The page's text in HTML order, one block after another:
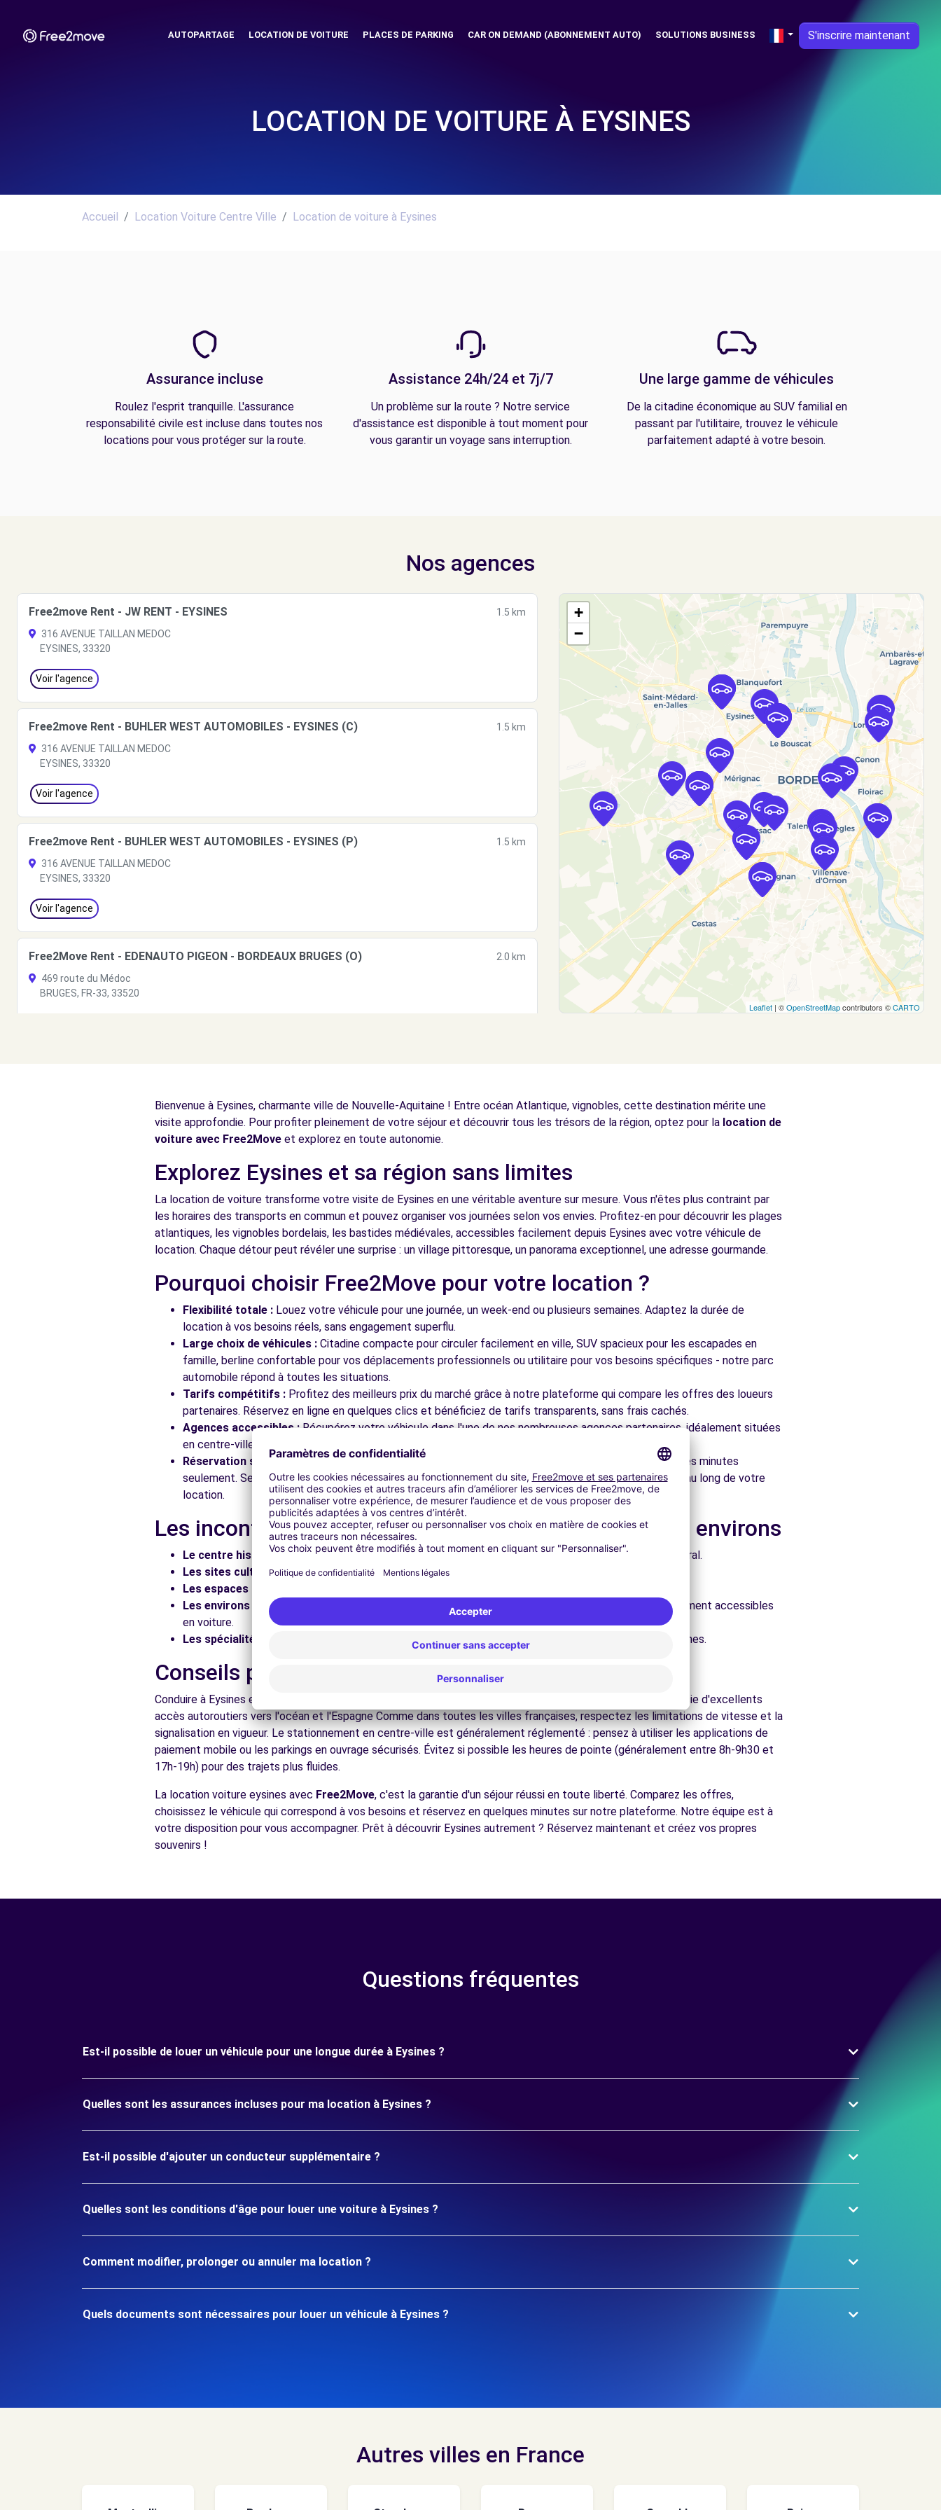
AUTOPARTAGE LOCATION DE VOITURE PLACES DE PARKING CAR ON DEMAND (ABONNEMENT AUTO) SOLUTIONS BUSINESS S'inscrire maintenant
LOCATION DE VOITURE À EYSINES
Accueil Location Voiture Centre Ville Location de voiture à Eysines
Assurance incluse
Roulez l'esprit tranquille. L'assurance
responsabilité civile est incluse dans toutes nos
locations pour vous protéger sur la route.
Assistance 24h/24 et 7j/7
Un problème sur la route ? Notre service
d'assistance est disponible à tout moment pour
vous garantir un voyage sans interruption.
Une large gamme de véhicules
De la citadine économique au SUV familial en
passant par l'utilitaire, trouvez le véhicule
parfaitement adapté à votre besoin.
Nos agences
Free2move Rent - JW RENT - EYSINES
1.5 km
316 AVENUE TAILLAN MEDOC
EYSINES, 33320
Voir l'agence
Free2move Rent - BUHLER WEST AUTOMOBILES - EYSINES (C)
1.5 km
316 AVENUE TAILLAN MEDOC
EYSINES, 33320
Voir l'agence
Free2move Rent - BUHLER WEST AUTOMOBILES - EYSINES (P)
1.5 km
316 AVENUE TAILLAN MEDOC
EYSINES, 33320
Voir l'agence
Free2Move Rent - EDENAUTO PIGEON - BORDEAUX BRUGES (O)
2.0 km
469 route du Médoc
BRUGES, FR-33, 33520
LE BOUSCAT, FR-33, 33110
Free2move Rent - S&You - LE BOUSCAT (P)
LE BOUSCAT, FR-33, 33110
AVENUE DE LA LIBERATION CHARLES DE GAULLE
Free2move Rent - MECA MALIN - MERIGNAC
4.8 km
Free2move Rent - S&You - MERIGNAC (P)
7.7 km
Free2move Rent - S&You - MERIGNAC (C)
7.7 km
Voir toutes les agences
+
−
Leaflet | ©OpenStreetMapcontributors ©CARTO
Bienvenue à Eysines, charmante ville de Nouvelle-Aquitaine ! Entre océan Atlantique, vignobles, cette destination mérite une
visite approfondie. Pour profiter pleinement de votre séjour et découvrir tous les trésors de la région, optez pour la location de
voiture avec Free2Move et explorez en toute autonomie.
Explorez Eysines et sa région sans limites
La location de voiture transforme votre visite de Eysines en une véritable aventure sur mesure. Vous n'êtes plus contraint par
les horaires des transports en commun et pouvez organiser vos journées selon vos envies. Profitez-en pour découvrir les plages
atlantiques, les vignobles bordelais, les bastides médiévales, accessibles facilement depuis Eysines avec votre véhicule de
location. Chaque détour peut révéler une surprise : un village pittoresque, un panorama exceptionnel, une adresse gourmande.
Pourquoi choisir Free2Move pour votre location ?
Flexibilité totale : Louez votre véhicule pour une journée, un week-end ou plusieurs semaines. Adaptez la durée de
location à vos besoins réels, sans engagement superflu.
Large choix de véhicules : Citadine compacte pour circuler facilement en ville, SUV spacieux pour les escapades en
famille, berline confortable pour vos déplacements professionnels ou utilitaire pour vos besoins spécifiques - notre parc
automobile répond à toutes les situations.
Tarifs compétitifs : Profitez des meilleurs prix du marché grâce à notre plateforme qui compare les offres des loueurs
partenaires. Réservez en ligne en quelques clics et bénéficiez de tarifs transparents, sans frais cachés.
Agences accessibles : Récupérez votre véhicule dans l'une de nos nombreuses agences partenaires, idéalement situées
en centre-ville, en gare ou près des aéroports pour faciliter le démarrage de votre séjour.
Réservation simplifiée :Notre plateforme intuitive vous permet de réserver votre véhicule en quelques minutes
seulement. Service client disponible pour répondre à toutes vos questions et vous accompagner tout au long de votre
location.
Les incontournables à découvrir à Eysines et dans les environs
Le centre historique :Flânez dans les ruelles du cœur de ville et découvrez son patrimoine architectural.
Les sites culturels :Visitez les musées et monuments qui font la richesse de Eysines.
Les espaces naturels :
Les environs :
Explorez les plages atlantiques, les vignobles bordelais, les bastides médiévales, facilement accessibles
en voiture.
Les spécialités locales :
Découvrez la gastronomie régionale dans les restaurants et marchés de Eysines.
Conseils pratiques pour conduire à Eysines
Conduire à Eysines est accessible à tous les conducteurs avec quelques conseils pratiques. la région bénéficie d'excellents
accès autoroutiers vers l'océan et l'Espagne Comme dans toutes les villes françaises, respectez les limitations de vitesse et la
signalisation en vigueur. Le stationnement en centre-ville est généralement réglementé : pensez à utiliser les applications de
paiement mobile ou les parkings en ouvrage sécurisés. Évitez si possible les heures de pointe (généralement entre 8h-9h30 et
17h-19h) pour des trajets plus fluides.
La location voiture eysines avec Free2Move, c'est la garantie d'un séjour réussi en toute liberté. Comparez les offres,
choisissez le véhicule qui correspond à vos besoins et réservez en quelques minutes sur notre plateforme. Notre équipe est à
votre disposition pour vous accompagner. Prêt à découvrir Eysines autrement ? Réservez maintenant et créez vos propres
souvenirs !
Questions fréquentes
Est-il possible de louer un véhicule pour une longue durée à Eysines ?
Quelles sont les assurances incluses pour ma location à Eysines ?
Est-il possible d'ajouter un conducteur supplémentaire ?
Quelles sont les conditions d'âge pour louer une voiture à Eysines ?
Comment modifier, prolonger ou annuler ma location ?
Quels documents sont nécessaires pour louer un véhicule à Eysines ?
Autres villes en France